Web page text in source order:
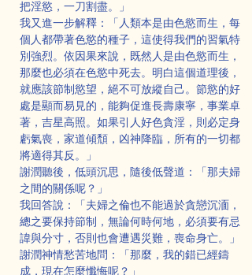
把淫慾，一刀割盡。」
我又進一步解釋：「人類本是由色慾而生，每
個人都帶著色慾的種子，這使得我們的習氣特
別強烈。依因果來說，既然人是由色慾而生，
那麼也必須在色慾中死去。明白這個道理後，
就應該節制慾望，絕不可放縱自己。節慾的好
處是顯而易見的，能夠促進長壽康寧，事業卓
著，吉星高照。如果引人好色貪淫，則必定身
虧氣喪，家道傾頹，凶神降臨，所有的一切都
將適得其反。」
謝潤聽後，低頭沉思，隨後低聲道：「那夫婦
之間的關係呢？」
我回答說：「夫婦之倫也不能過於貪戀沉湎，
總之要保持節制，無論何時何地，必須要有忌
諱與分寸，否則也會遭遇災難，喪命身亡。」
謝潤神情愁苦地問：「那麼，我的錯已經鑄
成，現在怎麼懺悔呢？」